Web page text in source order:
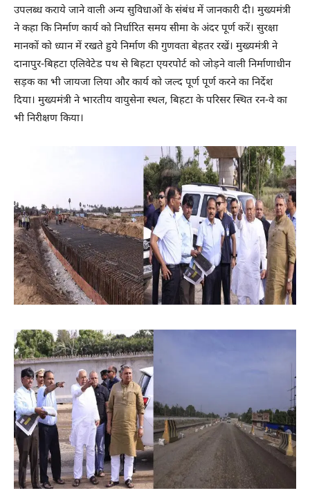
उपलब्ध कराये जाने वाली अन्य सुविधाओं के संबंध में जानकारी दी। मुख्यमंत्री
ने कहा कि निर्माण कार्य को निर्धारित समय सीमा के अंदर पूर्ण करें। सुरक्षा
मानकों को ध्यान में रखते हुये निर्माण की गुणवता बेहतर रखें। मुख्यमंत्री ने
दानापुर-बिहटा एलिवेटेड पथ से बिहटा एयरपोर्ट को जोड़ने वाली निर्माणाधीन
सड़क का भी जायजा लिया और कार्य को जल्द पूर्ण पूर्ण करने का निर्देश
दिया। मुख्यमंत्री ने भारतीय वायुसेना स्थल, बिहटा के परिसर स्थित रन-वे का
भी निरीक्षण किया।